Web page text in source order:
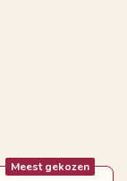
Meest gekozen